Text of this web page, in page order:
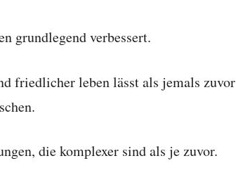
grundlegend verbessert.
friedlicher leben lässt als jemals zuvor
die komplexer sind als je zuvor.